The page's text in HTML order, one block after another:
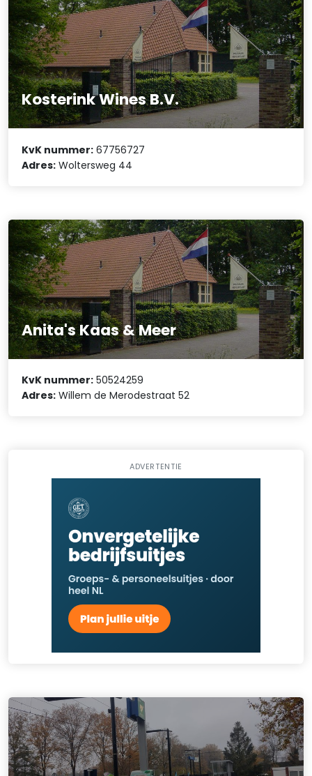
Kosterink Wines B.V.
KvK nummer: 67756727
Adres: Woltersweg 44
Anita's Kaas & Meer
KvK nummer: 50524259
Adres: Willem de Merodestraat 52
ADVERTENTIE